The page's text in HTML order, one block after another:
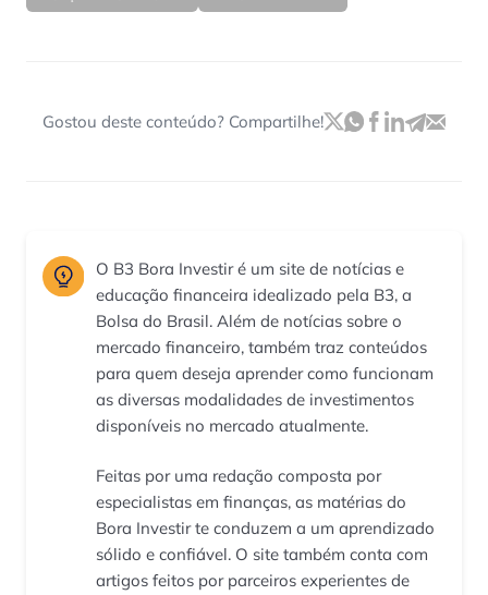
Gostou deste conteúdo? Compartilhe!
O B3 Bora Investir é um site de notícias e
educação financeira idealizado pela B3, a
Bolsa do Brasil. Além de notícias sobre o
mercado financeiro, também traz conteúdos
para quem deseja aprender como funcionam
as diversas modalidades de investimentos
disponíveis no mercado atualmente.
Feitas por uma redação composta por
especialistas em finanças, as matérias do
Bora Investir te conduzem a um aprendizado
sólido e confiável. O site também conta com
artigos feitos por parceiros experientes de